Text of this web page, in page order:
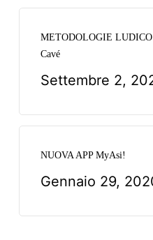
METODOLOGIE LUDICO
Cavé
Settembre 2,
NUOVA APP MyAsi!
Gennaio 29,